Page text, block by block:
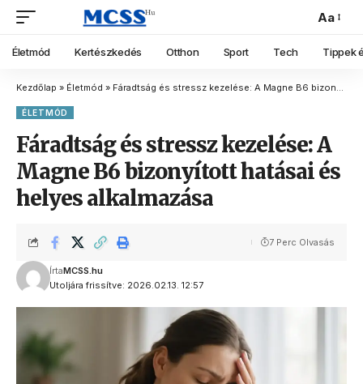
Aa
Életmód Kertészkedés Otthon Sport Tech Tippek
Kezdőlap » Életmód » Fáradtság és stressz kezelése: A Magne B6 bizonyított hatásai és helyes alkalmazása
ÉLETMÓD
Fáradtság és stressz kezelése: A
Magne B6 bizonyított hatásai és
helyes alkalmazása
Utoljára frissítve: 2026.02.13. 12:57
ÍrtaMCSS.hu
7 Perc Olvasás